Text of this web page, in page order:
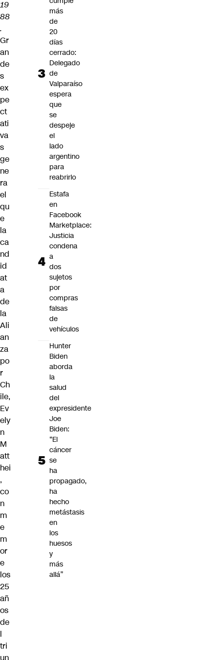
19
88
.
Gr
an
de
s
ex
pe
ct
ati
va
s
ge
ne
ra
el
qu
e
la
ca
nd
id
at
a
de
la
Ali
an
za
po
r
Ch
ile,
Ev
ely
n
M
att
hei
,
co
n
m
e
m
or
e
los
25
añ
os
de
l
tri
un
más
de
20
días
cerrado:
Delegado
de
Valparaíso
espera
que
se
despeje
el
lado
argentino
para
reabrirlo
Estafa
en
Facebook
Marketplace:
Justicia
condena
a
dos
sujetos
por
compras
falsas
de
vehículos
Hunter
Biden
aborda
la
salud
del
expresidente
Joe
Biden:
“El
cáncer
se
ha
propagado,
ha
hecho
metástasis
en
los
huesos
y
más
allá”